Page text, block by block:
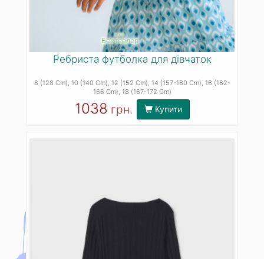
***
Бестселер
Ребриста футболка для дівчаток
8 (128 Cm), 10 (140 Cm), 12 (152 Cm), 14 (157-160 Cm), 16 (162-
166 Cm), 18 (167-172 Cm)
1038 грн. Купити